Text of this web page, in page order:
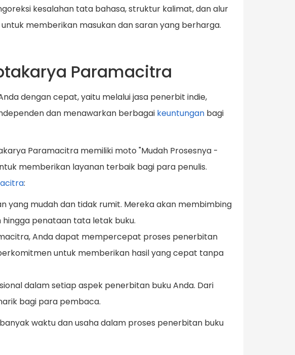
kesalahan tata bahasa, struktur kalimat, dan alur
memberikan masukan dan saran yang berharga.
Paramacitra
dengan cepat, yaitu melalui jasa penerbit indie,
dan menawarkan berbagai keuntungan bagi
Paramacitra memiliki moto "Mudah Prosesnya -
memberikan layanan terbaik bagi para penulis.
:
mudah dan tidak rumit. Mereka akan membimbing
penataan tata letak buku.
Anda dapat mempercepat proses penerbitan
untuk memberikan hasil yang cepat tanpa
dalam setiap aspek penerbitan buku Anda. Dari
bagi para pembaca.
waktu dan usaha dalam proses penerbitan buku